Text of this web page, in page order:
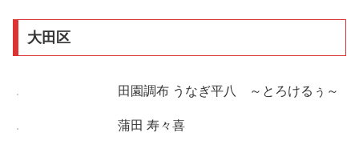
大田区
田園調布 うなぎ平八 ～とろけるぅ～
蒲田 寿々喜